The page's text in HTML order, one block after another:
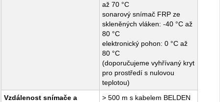
až 70 °C
sonarový snímač FRP ze
skleněných vláken: -40 °C až
80 °C
elektronický pohon: 0 °C až
80 °C
(doporučujeme vyhřívaný kryt
pro prostředí s nulovou
teplotou)
Vzdálenost snímače a
> 500 m s kabelem BELDEN